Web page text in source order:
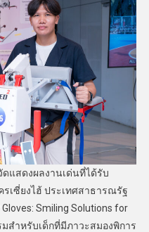
สดงผลงานเด่นที่ได้รับ
รเซี่ยงไฮ้ ประเทศสาธารณรัฐ
Smiling Solutions for
สำหรับเด็กที่มีภาวะสมองพิการ